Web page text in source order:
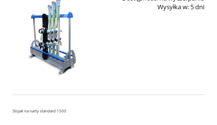
Wysyłka w: 5 dni
Stojak na narty standard 1500